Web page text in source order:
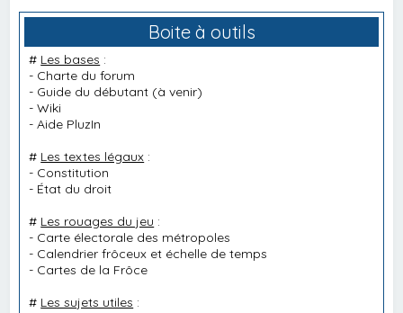
Boite à outils
# Les bases :
- Charte du forum
- Guide du débutant (à venir)
-Wiki
-Aide PluzIn
# Les textes légaux :
- Constitution
- État du droit
# Les rouages du jeu :
- Carte électorale des métropoles
- Calendrier frôceux et échelle de temps
- Cartes de la Frôce
# Les sujets utiles :